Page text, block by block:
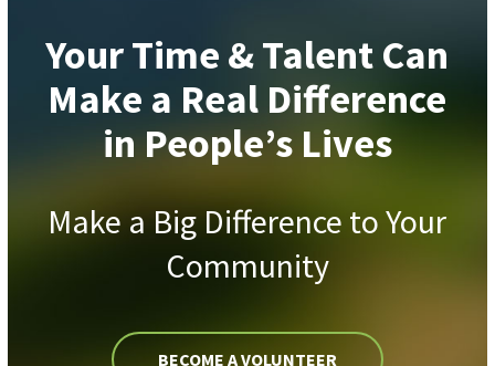
Your Time & Talent Can
Make a Real Difference
in People’s Lives
Make a Big Difference to Your
Community
BECOME A VOLUNTEER